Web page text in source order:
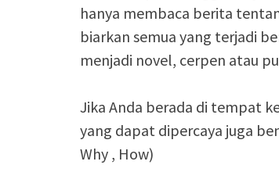
hanya membaca berita
biarkan semua yang terjadi
menjadi novel, cerpen atau
Jika Anda berada di tempat
yang dapat dipercaya juga
Why , How)